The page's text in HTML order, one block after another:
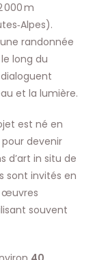
000 m
randonnée
long du
et la lumière.
est né en
pour devenir
d’art in situ de
sont invités en
œuvres
souvent